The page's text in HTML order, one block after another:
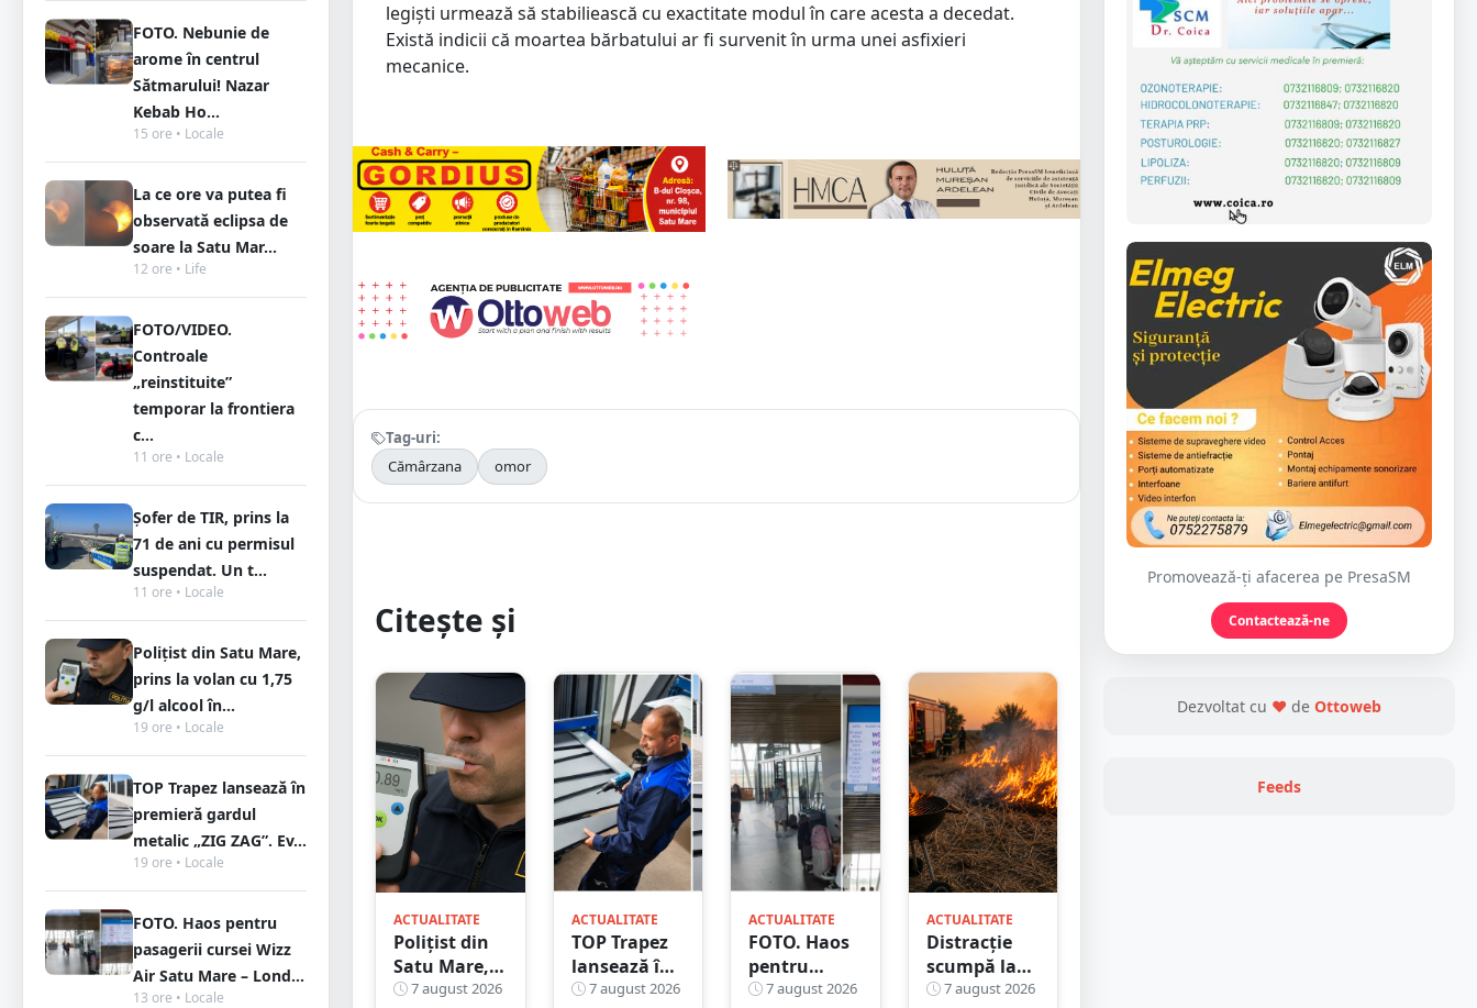
FOTO. Nebunie de
arome în centrul
Sătmarului! Nazar
Kebab Ho...
15 ore • Locale
La ce ore va putea fi
observată eclipsa de
soare la Satu Mar...
12 ore • Life
FOTO/VIDEO.
Controale
„reinstituite”
temporar la frontiera
c...
11 ore • Locale
Șofer de TIR, prins la
71 de ani cu permisul
suspendat. Un t...
11 ore • Locale
Polițist din Satu Mare,
prins la volan cu 1,75
g/l alcool în...
19 ore • Locale
TOP Trapez lansează în
premieră gardul
metalic „ZIG ZAG”. Ev...
19 ore • Locale
FOTO. Haos pentru
pasagerii cursei Wizz
Air Satu Mare – Lond...
13 ore • Locale
legiști urmează să stabiliească cu exactitate modul în care acesta a decedat.
Există indicii că moartea bărbatului ar fi survenit în urma unei asfixieri
mecanice.
Tag-uri:
Cămârzana
omor
Citește și
ACTUALITATE
Polițist din
Satu Mare,
prins la
7 august 2026
ACTUALITATE
TOP Trapez
lansează în
premieră
7 august 2026
ACTUALITATE
FOTO. Haos
pentru
pasagerii
7 august 2026
ACTUALITATE
Distracție
scumpă la
grătar.
7 august 2026
Promovează-ți afacerea pe PresaSM
Contactează-ne
Dezvoltat cu ❤ de Ottoweb
Feeds